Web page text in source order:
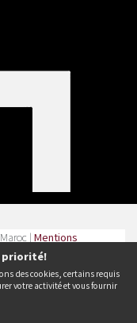
priorité!
des cookies, certains requis
votre activité et vous fournir
| Mentions
: